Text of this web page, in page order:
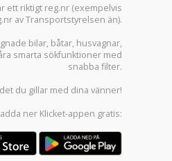
ett riktigt reg.nr (exempelvis
av Transportstyrelsen än).
bilar, båtar, husvagnar,
smarta sökfunktioner med
snabba filter.
du gillar med dina vänner!
ner Klicket-appen gratis: